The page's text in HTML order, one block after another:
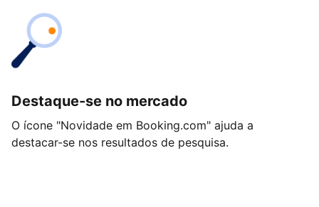
Destaque-se no mercado
O ícone "Novidade em Booking.com" ajuda a
destacar-se nos resultados de pesquisa.